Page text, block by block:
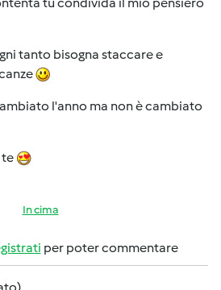
tanto bisogna staccare e
l'anno ma non è cambiato
te
In cima
per poter commentare